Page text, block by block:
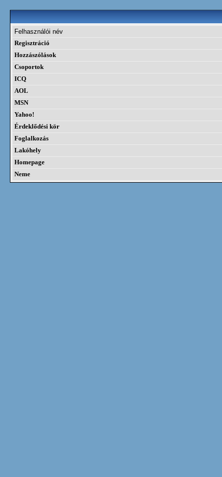
Felhasználói név
Regisztráció
Hozzászólások
Csoportok
ICQ
AOL
MSN
Yahoo!
Érdeklődési kör
Foglalkozás
Lakóhely
Homepage
Neme